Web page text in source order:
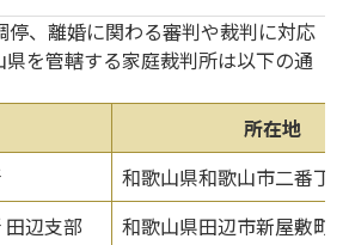
停、離婚に関わる審判や裁判に対応
県を管轄する家庭裁判所は以下の通
所在地
和歌山県和歌山市二番丁1
辺支部
和歌山県田辺市新屋敷町5